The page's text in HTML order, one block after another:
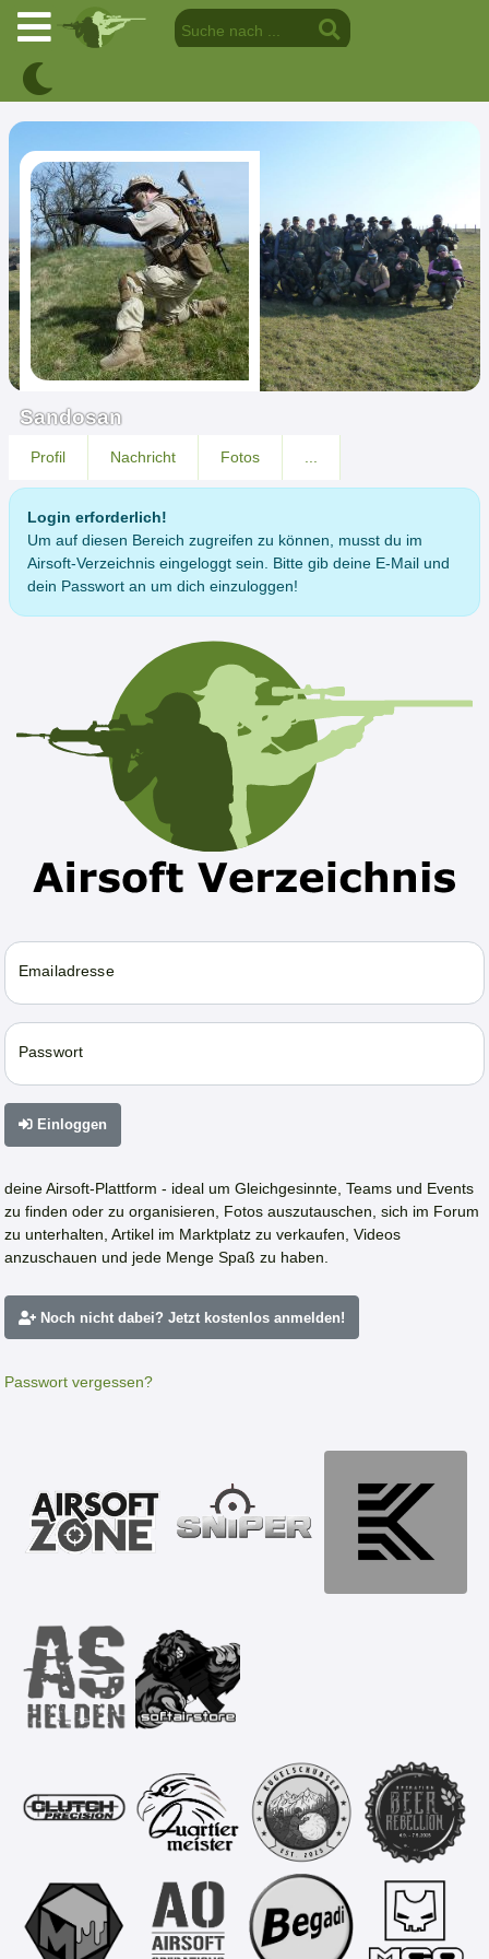
Sandosan
Profil Nachricht Fotos
Login erforderlich!
Um auf diesen Bereich zugreifen zu können, musst du im
Airsoft-Verzeichnis eingeloggt sein. Bitte gib deine E-Mail und
dein Passwort an um dich einzuloggen!
Emailadresse
Passwort
Einloggen
deine Airsoft-Plattform - ideal um Gleichgesinnte, Teams und Events
zu finden oder zu organisieren, Fotos auszutauschen, sich im Forum
zu unterhalten, Artikel im Marktplatz zu verkaufen, Videos
anzuschauen und jede Menge Spaß zu haben.
Noch nicht dabei? Jetzt kostenlos anmelden!
Passwort vergessen?